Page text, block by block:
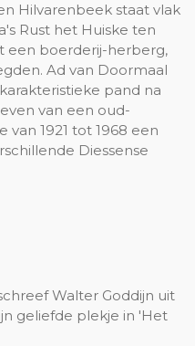
Hilvarenbeek staat vlak
Rust het Huiske ten
een boerderij-herberg,
Ad van Doormaal
pand na
van een oud-
van 1921 tot 1968 een
Diessense
Walter Goddijn uit
geliefde plekje in 'Het